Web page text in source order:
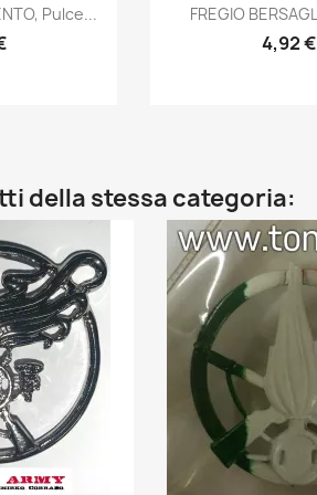
Pulce... 
FREGIO
4,92 €
della stessa categoria: